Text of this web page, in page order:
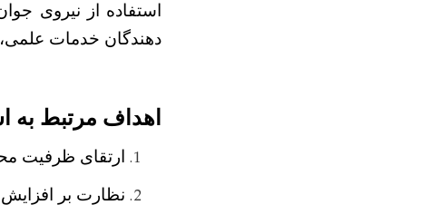
استفاده از نیروی
دهندگان خدمات
اهداف مرتبط به
ارتقای ظرفیت
نظارت بر